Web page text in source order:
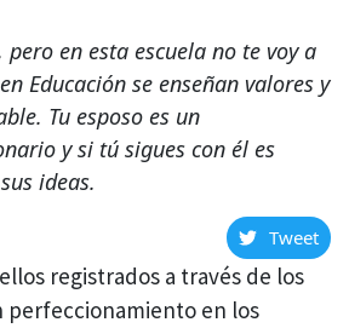
pero en esta escuela no te voy a
Educación se enseñan valores y
Tu esposo es un
y si tú sigues con él es
ideas.
Tweet
registrados a través de los
perfeccionamiento en los